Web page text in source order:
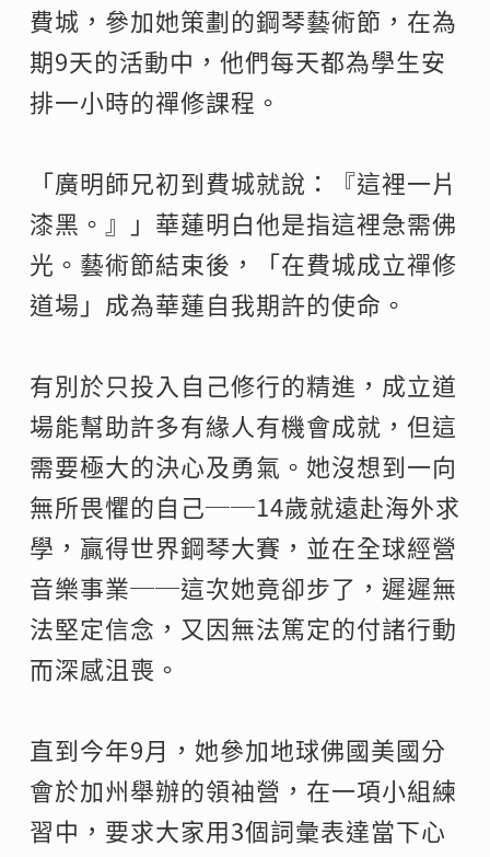
費城，參加她策劃的鋼琴藝術節，在為
期9天的活動中，他們每天都為學生安
排一小時的禪修課程。
「廣明師兄初到費城就說：『這裡一片
漆黑。』」華蓮明白他是指這裡急需佛
光。藝術節結束後，「在費城成立禪修
道場」成為華蓮自我期許的使命。
有別於只投入自己修行的精進，成立道
場能幫助許多有緣人有機會成就，但這
需要極大的決心及勇氣。她沒想到一向
無所畏懼的自己──14歲就遠赴海外求
學，贏得世界鋼琴大賽，並在全球經營
音樂事業──這次她竟卻步了，遲遲無
法堅定信念，又因無法篤定的付諸行動
而深感沮喪。
直到今年9月，她參加地球佛國美國分
會於加州舉辦的領袖營，在一項小組練
習中，要求大家用3個詞彙表達當下心